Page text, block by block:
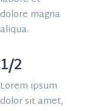
dolore magna
aliqua.
1/2
Lorem ipsum
dolor sit amet,